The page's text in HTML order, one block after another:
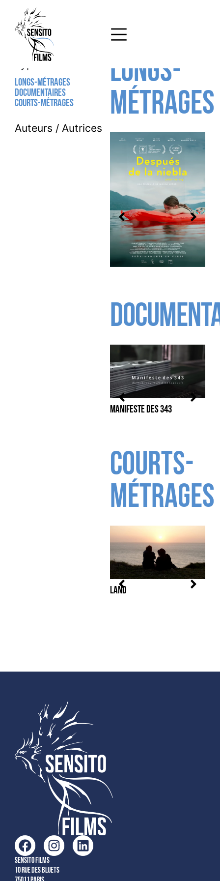
Type
Longs-métrages
Documentaires
Courts-métrages
Auteurs / Autrices
Longs-
métrages
MANIFESTE DES 343
Courts-
métrages
Land
Sensito films
10 rue des Bluets